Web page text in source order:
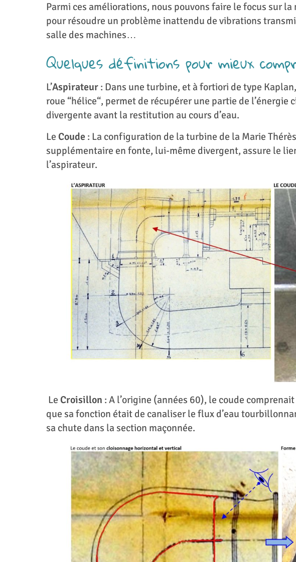
Parmi ces améliorations, nous pouvons faire le focus sur
pour résoudre un problème inattendu de vibrations
salle des machines…
Quelques définitions pour mieux
L’Aspirateur : Dans une turbine, et à fortiori de type
roue “hélice“, permet de récupérer une partie de
divergente avant la restitution au cours d’eau.
Le Coude : La configuration de la turbine de la Marie
supplémentaire en fonte, lui-même divergent, assure le
l’aspirateur.
Le Croisillon : A l’origine (années 60), le coude
que sa fonction était de canaliser le flux d’eau
sa chute dans la section maçonnée.